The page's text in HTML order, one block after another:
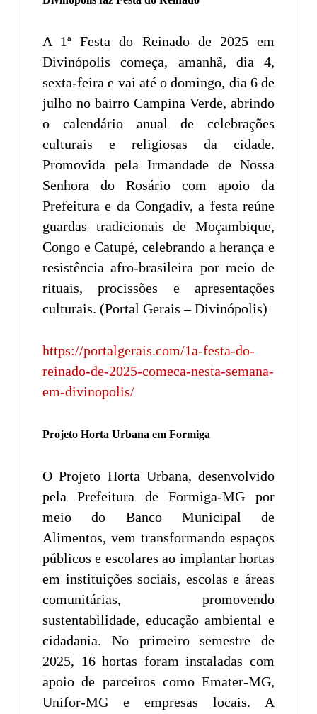
A 1ª Festa do Reinado de 2025 em
Divinópolis começa, amanhã, dia 4,
sexta-feira e vai até o domingo, dia 6 de
julho no bairro Campina Verde, abrindo
o calendário anual de celebrações
culturais e religiosas da cidade.
Promovida pela Irmandade de Nossa
Senhora do Rosário com apoio da
Prefeitura e da Congadiv, a festa reúne
guardas tradicionais de Moçambique,
Congo e Catupé, celebrando a herança e
resistência afro-brasileira por meio de
rituais, procissões e apresentações
culturais. (Portal Gerais – Divinópolis)
https://portalgerais.com/1a-festa-do-
reinado-de-2025-comeca-nesta-semana-
em-divinopolis/
Projeto Horta Urbana em Formiga
O Projeto Horta Urbana, desenvolvido
pela Prefeitura de Formiga-MG por
meio do Banco Municipal de
Alimentos, vem transformando espaços
públicos e escolares ao implantar hortas
em instituições sociais, escolas e áreas
comunitárias, promovendo
sustentabilidade, educação ambiental e
cidadania. No primeiro semestre de
2025, 16 hortas foram instaladas com
apoio de parceiros como Emater-MG,
Unifor-MG e empresas locais. A